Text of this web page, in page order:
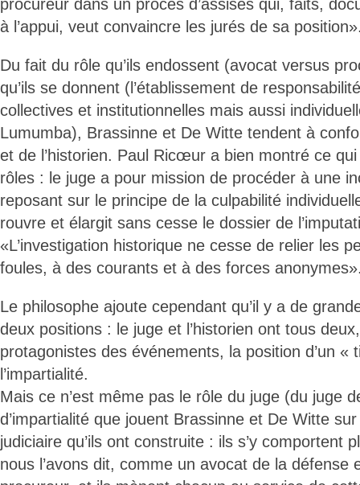
procureur dans un procès d’assises qui, faits,
à l’appui, veut convaincre les jurés de sa
Du fait du rôle qu’ils endossent (avocat versus
qu’ils se donnent (l’établissement de
collectives et institutionnelles mais aussi
Lumumba), Brassinne et De Witte tendent à
et de l’historien. Paul Ricœur a bien montré ce
rôles : le juge a pour mission de procéder à une
reposant sur le principe de la culpabilité
rouvre et élargit sans cesse le dossier de
«L’investigation historique ne cesse de relier les
foules, à des courants et à des forces
Le philosophe ajoute cependant qu’il y a de
deux positions : le juge et l’historien ont tous
protagonistes des événements, la position d’un «
l’impartialité.
Mais ce n’est même pas le rôle du juge (du juge
d’impartialité que jouent Brassinne et De Witte
judiciaire qu’ils ont construite : ils s’y comportent
nous l’avons dit, comme un avocat de la défense